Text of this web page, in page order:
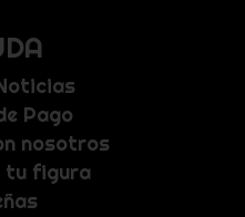
Pago
nosotros
tu figura